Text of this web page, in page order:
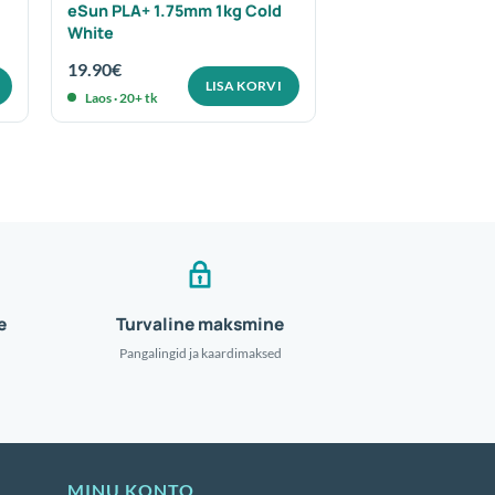
eSun PLA+ 1.75mm 1kg Cold
White
19.90€
Laos · 20+ tk
LISA KORVI
Turvaline maksmine
Pangalingid ja kaardimaksed
MINU KONTO